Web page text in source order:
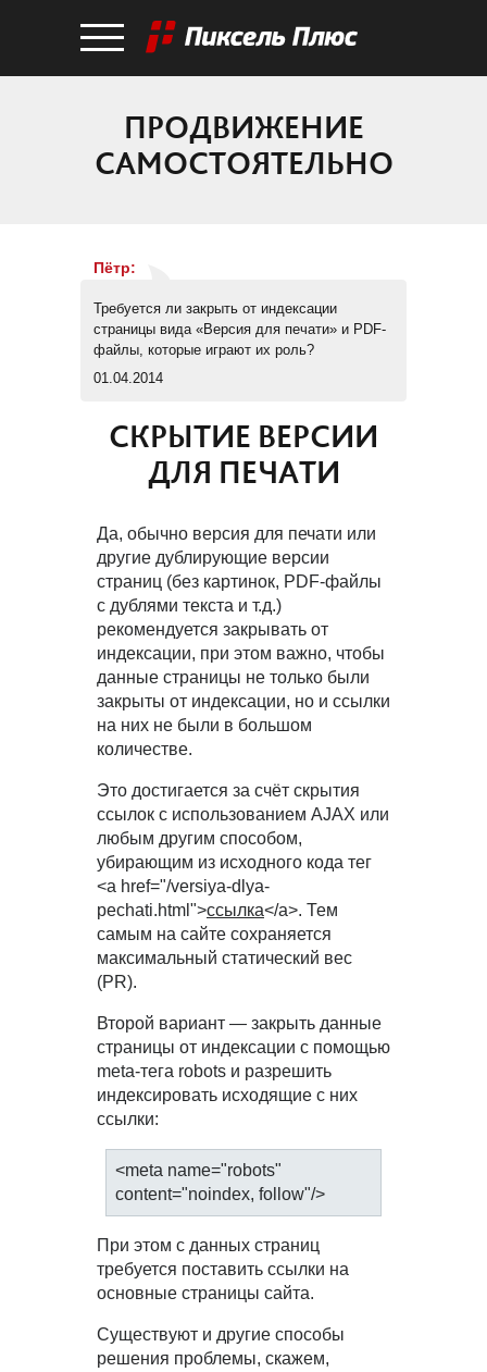
ПРОДВИЖЕНИЕ
САМОСТОЯТЕЛЬНО
Пётр:
Требуется ли закрыть от индексации
страницы вида «Версия для печати» и PDF-
файлы, которые играют их роль?
01.04.2014
СКРЫТИЕ ВЕРСИИ
ДЛЯ ПЕЧАТИ
Да, обычно версия для печати или
другие дублирующие версии
страниц (без картинок, PDF-файлы
с дублями текста и т.д.)
рекомендуется закрывать от
индексации, при этом важно, чтобы
данные страницы не только были
закрыты от индексации, но и ссылки
на них не были в большом
количестве.
Это достигается за счёт скрытия
ссылок с использованием AJAX или
любым другим способом,
убирающим из исходного кода тег
<a href="/versiya-dlya-
pechati.html">ссылка</a>. Тем
самым на сайте сохраняется
максимальный статический вес
(PR).
Второй вариант — закрыть данные
страницы от индексации с помощью
meta-тега robots и разрешить
индексировать исходящие с них
ссылки:
<meta name="robots"
content="noindex, follow"/>
При этом с данных страниц
требуется поставить ссылки на
основные страницы сайта.
Существуют и другие способы
решения проблемы, скажем,